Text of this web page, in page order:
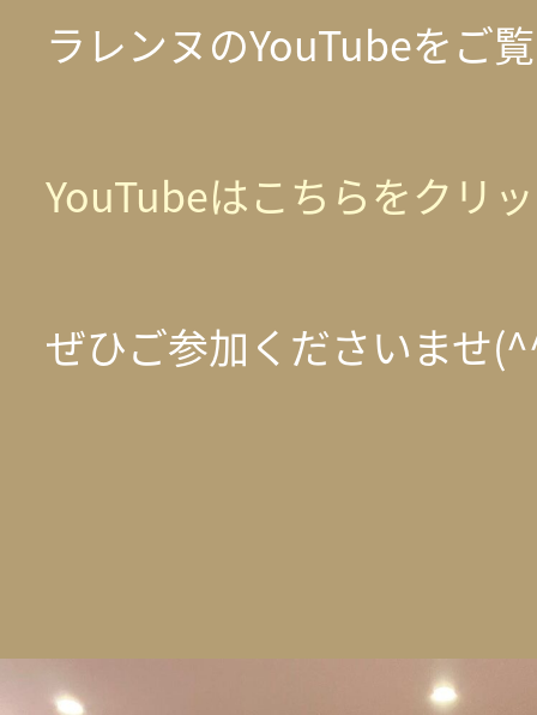
ラレンヌのYouTubeをご
YouTubeはこちらをクリ
ぜひご参加くださいませ